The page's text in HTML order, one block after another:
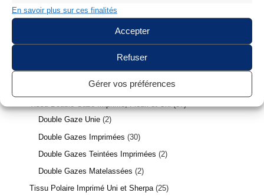
En savoir plus sur ces finalités
Accepter
Refuser
Gérer vos préférences
Poppy Fabrics 1
Tissus Festifs et Coton Noël 13
Tissu Éponge Bambou Oeko Tex
Tissu Imperméable Pour Extérieur Anti-UV 7
Tissu Double Gaze Imprimé, Fleuri et Uni 37
Double Gaze Unie 2
Double Gazes Imprimées 30
Double Gazes Teintées Imprimées
2
Double Gazes Matelassées 2
Tissu Polaire Imprimé Uni et Sherpa 25